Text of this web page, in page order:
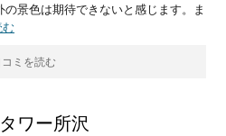
景色は期待できないと感じます。ま
む
コミを読む
ワー所沢